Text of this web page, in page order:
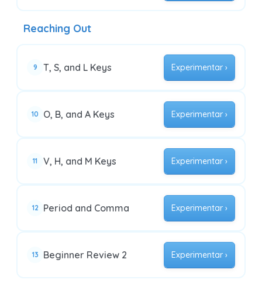
Reaching Out
9 T, S, and L Keys Experimentar ›
10 O, B, and A Keys Experimentar ›
11 V, H, and M Keys Experimentar ›
12 Period and Comma Experimentar ›
13 Beginner Review 2 Experimentar ›